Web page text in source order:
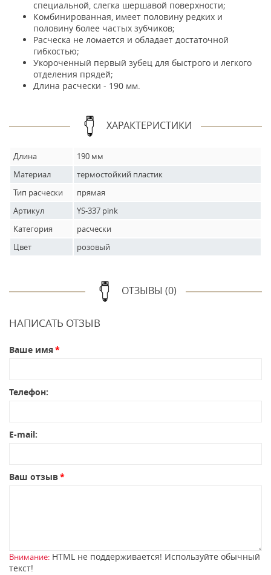
специальной, слегка шершавой поверхности;
Комбинированная, имеет половину редких и
половину более частых зубчиков;
Расческа не ломается и обладает достаточной
гибкостью;
Укороченный первый зубец для быстрого и легкого
отделения прядей;
Длина расчески - 190 мм.
ХАРАКТЕРИСТИКИ
Длина
190 мм
Материал
термостойкий пластик
Тип расчески
прямая
Артикул
YS-337 pink
Категория
расчески
Цвет
розовый
ОТЗЫВЫ (0)
НАПИСАТЬ ОТЗЫВ
Ваше имя
Телефон:
E-mail:
Ваш отзыв
Внимание: HTML не поддерживается! Используйте обычный
текст!